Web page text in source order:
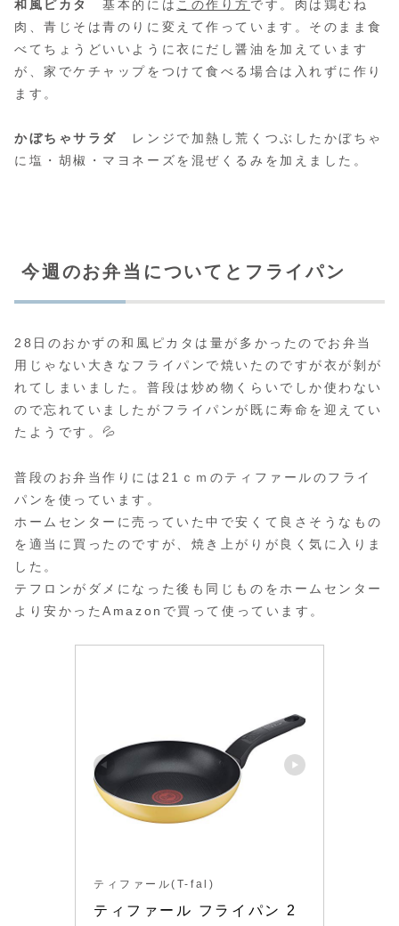
和風ピカタ 基本的には この作り方 です。肉は鶏むね
肉、青じそは青のりに変えて作っています。そのまま食
べてちょうどいいように衣にだし醤油を加えています
が、家でケチャップをつけて食べる場合は入れずに作り
ます。
かぼちゃサラダ
レンジで加熱し荒くつぶしたかぼちゃ
に塩・胡椒・マヨネーズを混ぜくるみを加えました。
今週のお弁当についてとフライパン
28日のおかずの和風ピカタは量が多かったのでお弁当
用じゃない大きなフライパンで焼いたのですが衣が剝が
れてしまいました。普段は炒め物くらいでしか使わない
ので忘れていましたがフライパンが既に寿命を迎えてい
たようです。💦
普段のお弁当作りには21ｃｍのティファールのフライ
パンを使っています。
ホームセンターに売っていた中で安くて良さそうなもの
を適当に買ったのですが、焼き上がりが良く気に入りま
した。
テフロンがダメになった後も同じものをホームセンター
より安かったAmazonで買って使っています。
ティファール(T-fal)
ティファール フライパン 2